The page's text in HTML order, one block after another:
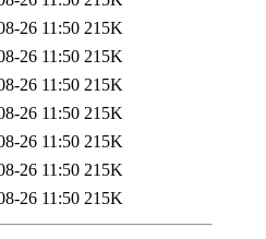
26 11:50 215K
26 11:50 215K
26 11:50 215K
26 11:50 215K
26 11:50 215K
26 11:50 215K
26 11:50 215K